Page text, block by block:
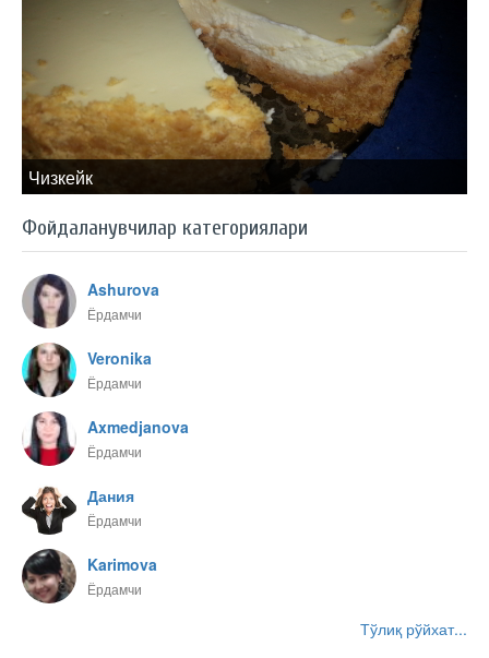
Чизкейк
Фойдаланувчилар категориялари
Ashurova
Ёрдамчи
Veronika
Ёрдамчи
Axmedjanova
Ёрдамчи
Дания
Ёрдамчи
Karimova
Ёрдамчи
Тўлиқ рўйхат...